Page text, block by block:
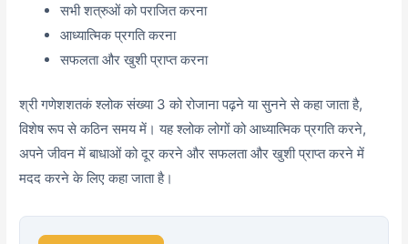
सभी शत्रुओं को पराजित करना
आध्यात्मिक प्रगति करना
सफलता और खुशी प्राप्त करना
श्री गणेशशतकं श्लोक संख्या 3 को रोजाना पढ़ने या सुनने से कहा जाता है,
विशेष रूप से कठिन समय में। यह श्लोक लोगों को आध्यात्मिक प्रगति करने,
अपने जीवन में बाधाओं को दूर करने और सफलता और खुशी प्राप्त करने में
मदद करने के लिए कहा जाता है।